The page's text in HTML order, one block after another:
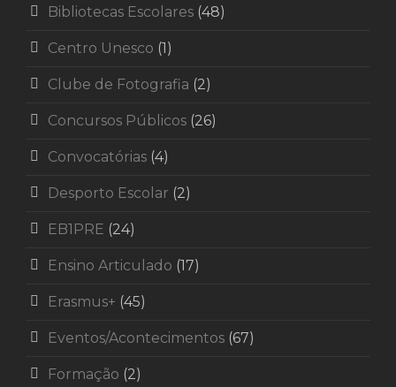
Bibliotecas Escolares (48)
Centro Unesco (1)
Clube de Fotografia (2)
Concursos Públicos (26)
Convocatórias (4)
Desporto Escolar (2)
EB1PRE (24)
Ensino Articulado (17)
Erasmus+ (45)
Eventos/Acontecimentos (67)
Formação (2)